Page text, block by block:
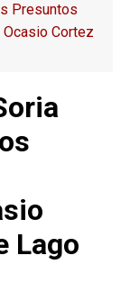
Presuntos
Cortez
Lago